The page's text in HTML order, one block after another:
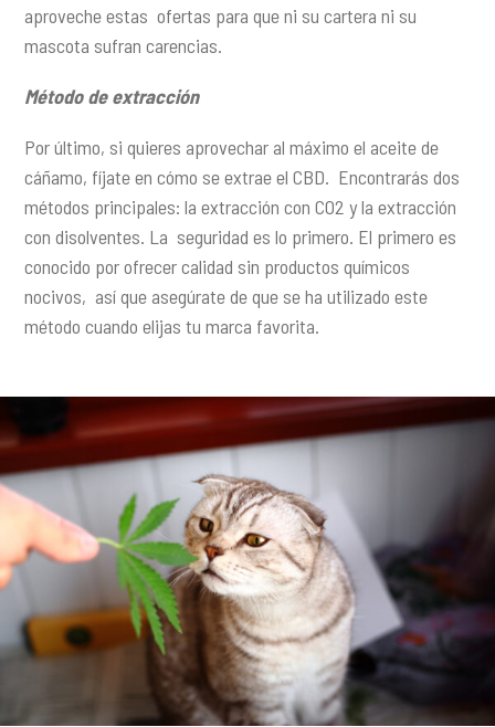
aproveche estas ofertas para que ni su cartera ni su
mascota sufran carencias.
Método de extracción
Por último, si quieres aprovechar al máximo el aceite de
cáñamo, fíjate en cómo se extrae el CBD. Encontrarás dos
métodos principales: la extracción con CO2 y la extracción
con disolventes. La seguridad es lo primero. El primero es
conocido por ofrecer calidad sin productos químicos
nocivos, así que asegúrate de que se ha utilizado este
método cuando elijas tu marca favorita.